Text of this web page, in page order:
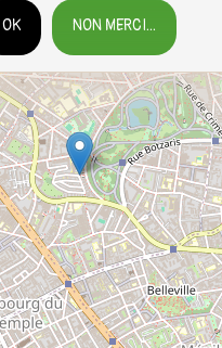
NON MERCI...
OK
RETIRER LE CONSENTEMENT